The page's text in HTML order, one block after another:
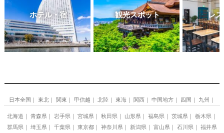
ホテル・宿 観光スポット レ
日本全国 東北 関東 甲信越 北陸 東海 関西 中国地方 四国 九州
北海道 青森県 岩手県 宮城県 秋田県 山形県 福島県 茨城県
栃木県
群馬県
埼玉県 千葉県 東京都 神奈川県 新潟県 富山県 石川県
福井県